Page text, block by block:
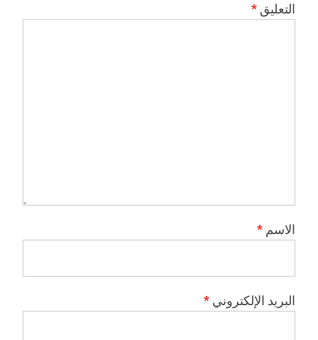
التعليق *
الاسم *
البريد الإلكتروني *